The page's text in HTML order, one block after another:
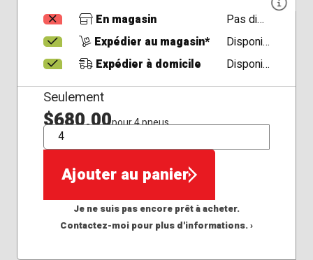
En magasin
Pas disponible
Expédier au magasin*
Disponible
Expédier à domicile
Disponible
Seulement
$680,00pour 4 pneus
QTÉ
Ajouter au panier
Je ne suis pas encore prêt à acheter.
Contactez-moi pour plus d'informations. ›